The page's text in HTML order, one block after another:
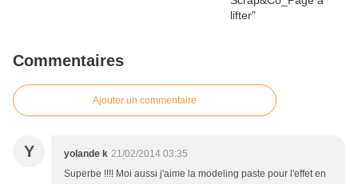
Commentaires
Ajouter un commentaire
Y yolande k 21/02/2014 03:35
Superbe !!!! Moi aussi j'aime la modeling paste pour l'effet en